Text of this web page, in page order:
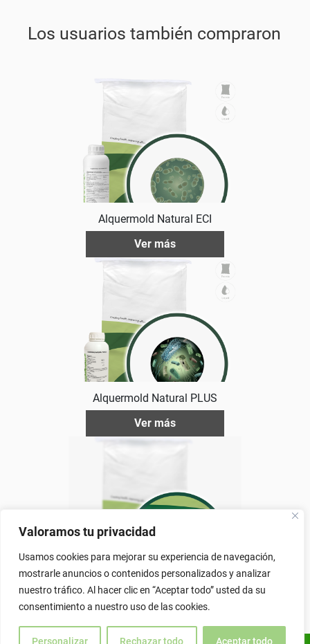
Valoramos tu privacidad
Usamos cookies para mejorar su experiencia de navegación,
mostrarle anuncios o contenidos personalizados y analizar
nuestro tráfico. Al hacer clic en “Aceptar todo” usted da su
consentimiento a nuestro uso de las cookies.
Personalizar Rechazar todo Aceptar todo
Los usuarios también compraron
Alquermold Natural ECI
Ver más
Alquermold Natural PLUS
Ver más
Alquerfeed Vitamin Aminoacidos L 9
Ver más